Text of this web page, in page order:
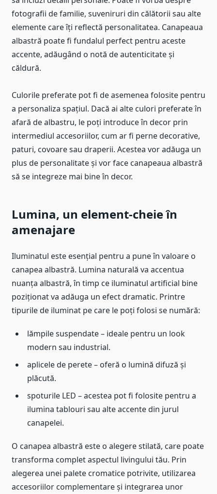
fotografii de familie, suveniruri din călătorii sau alte
elemente care îți reflectă personalitatea. Canapeaua
albastră poate fi fundalul perfect pentru aceste
accente, adăugând o notă de autenticitate și
căldură.
Culorile preferate pot fi de asemenea folosite pentru
a personaliza spațiul. Dacă ai alte culori preferate în
afară de albastru, le poți introduce în decor prin
intermediul accesoriilor, cum ar fi perne decorative,
paturi, covoare sau draperii. Acestea vor adăuga un
plus de personalitate și vor face canapeaua albastră
să se integreze mai bine în decor.
Lumina, un element-cheie în
amenajare
Iluminatul este esențial pentru a pune în valoare o
canapea albastră. Lumina naturală va accentua
nuanța albastră, în timp ce iluminatul artificial bine
poziționat va adăuga un efect dramatic. Printre
tipurile de iluminat pe care le poți folosi se numără:
lămpile suspendate – ideale pentru un look
modern sau industrial.
aplicele de perete – oferă o lumină difuză și
plăcută.
spoturile LED – acestea pot fi folosite pentru a
ilumina tablouri sau alte accente din jurul
canapelei.
O canapea albastră este o alegere stilată, care poate
transforma complet aspectul livingului tău. Prin
alegerea unei palete cromatice potrivite, utilizarea
accesoriilor complementare și integrarea unor